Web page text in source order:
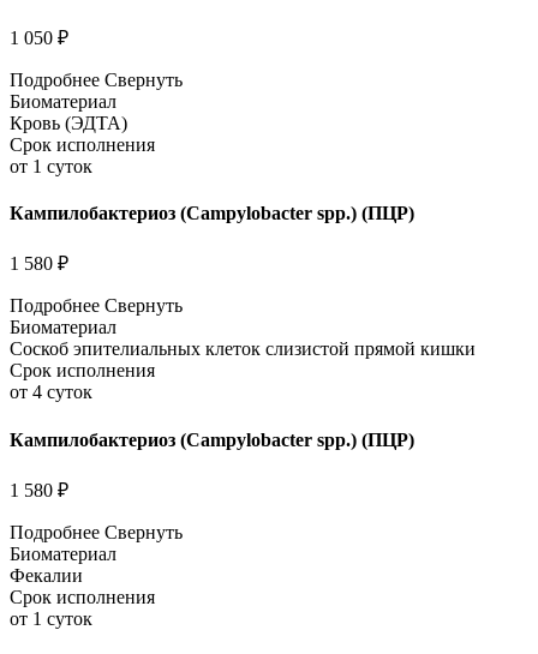
1 050 ₽
Подробнее Свернуть
Биоматериал
Кровь (ЭДТА)
Срок исполнения
от 1 суток
Кампилобактериоз (Campylobacter spp.) (ПЦР)
1 580 ₽
Подробнее Свернуть
Биоматериал
Соскоб эпителиальных клеток слизистой прямой кишки
Срок исполнения
от 4 суток
Кампилобактериоз (Campylobacter spp.) (ПЦР)
1 580 ₽
Подробнее Свернуть
Биоматериал
Фекалии
Срок исполнения
от 1 суток